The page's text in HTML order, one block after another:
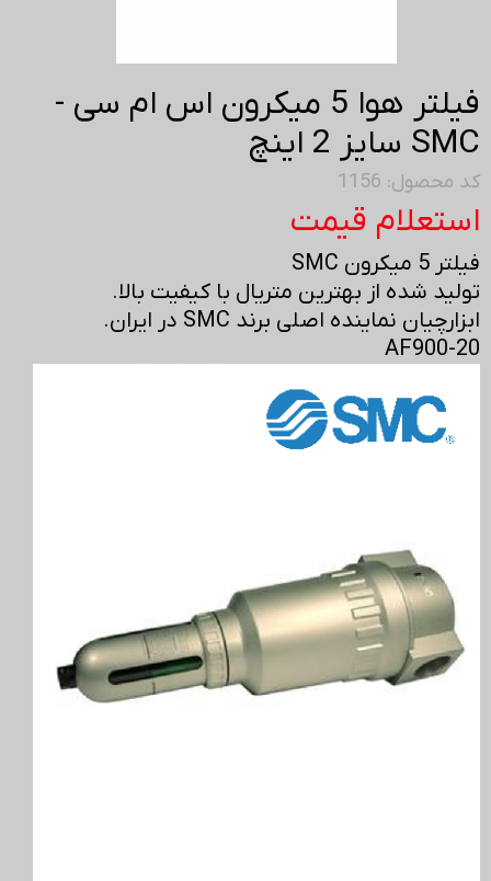
فیلتر هوا 5 میکرون اس ام سی -
SMC سایز 2 اینچ
کد محصول: 1156
استعلام قیمت
فیلتر 5 میکرون SMC
تولید شده از بهترین متریال با کیفیت بالا.
ابزارچیان نماینده اصلی برند SMC در ایران.
AF900-20